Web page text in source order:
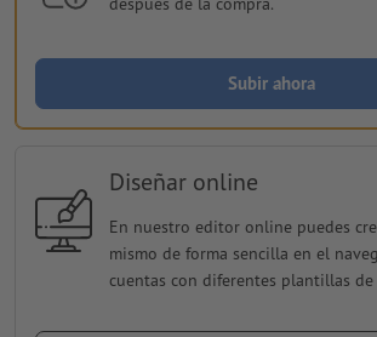
Subir ahora
Diseñar online
En nuestro editor online puedes
mismo de forma sencilla en el
cuentas con diferentes plantillas de